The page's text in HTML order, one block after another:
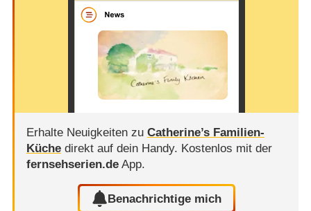
Erhalte Neuigkeiten zu Catherine’s Familien-
Küchedirekt auf dein Handy. Kostenlos mit der
fernsehserien.deApp.
Benachrichtige mich